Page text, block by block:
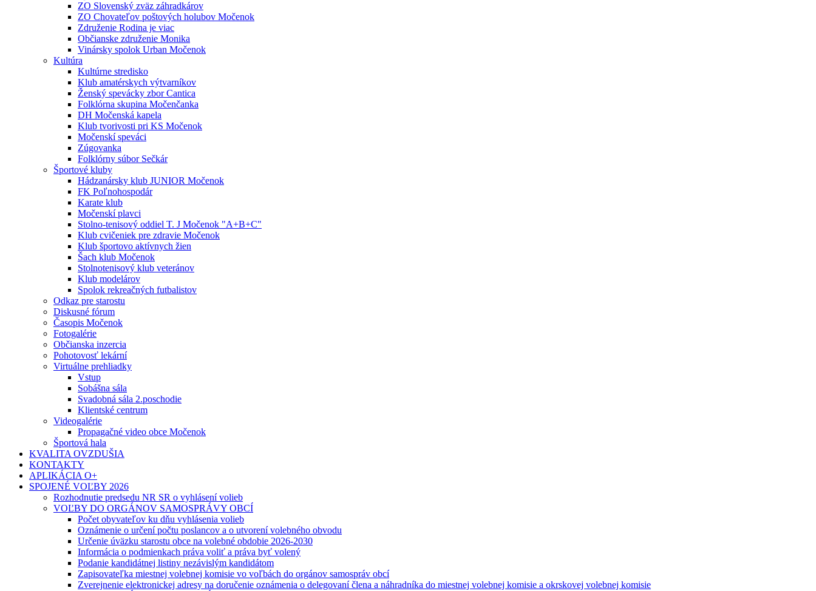
ZO Slovenský zväz záhradkárov
ZO Chovateľov poštových holubov Močenok
Združenie Rodina je viac
Občianske združenie Monika
Vinársky spolok Urban Močenok
Kultúra
Kultúrne stredisko
Klub amatérskych výtvarníkov
Ženský spevácky zbor Cantica
Folklórna skupina Močenčanka
DH Močenská kapela
Klub tvorivosti pri KS Močenok
Močenskí speváci
Zúgovanka
Folklórny súbor Sečkár
Športové kluby
Hádzanársky klub JUNIOR Močenok
FK Poľnohospodár
Karate klub
Močenskí plavci
Stolno-tenisový oddiel T. J Močenok "A+B+C"
Klub cvičeniek pre zdravie Močenok
Klub športovo aktívnych žien
Šach klub Močenok
Stolnotenisový klub veteránov
Klub modelárov
Spolok rekreačných futbalistov
Odkaz pre starostu
Diskusné fórum
Časopis Močenok
Fotogalérie
Občianska inzercia
Pohotovosť lekární
Virtuálne prehliadky
Vstup
Sobášna sála
Svadobná sála 2.poschodie
Klientské centrum
Videogalérie
Propagačné video obce Močenok
Športová hala
KVALITA OVZDUŠIA
KONTAKTY
APLIKÁCIA O+
SPOJENÉ VOĽBY 2026
Rozhodnutie predsedu NR SR o vyhlásení volieb
VOĽBY DO ORGÁNOV SAMOSPRÁVY OBCÍ
Počet obyvateľov ku dňu vyhlásenia volieb
Oznámenie o určení počtu poslancov a o utvorení volebného obvodu
Určenie úväzku starostu obce na volebné obdobie 2026-2030
Informácia o podmienkach práva voliť a práva byť volený
Podanie kandidátnej listiny nezávislým kandidátom
Zapisovateľka miestnej volebnej komisie vo voľbách do orgánov samospráv obcí
Zverejnenie elektronickej adresy na doručenie oznámenia o delegovaní člena a náhradníka do miestnej volebnej komisie a okrskovej volebnej komisie